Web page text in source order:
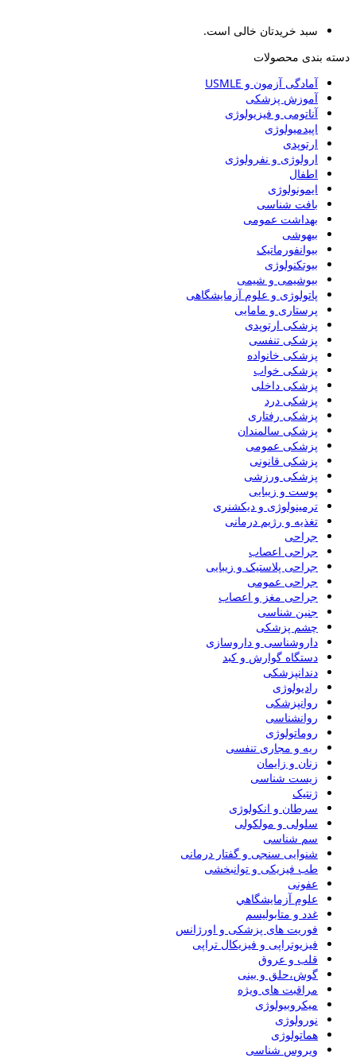
سبد خریدتان خالی است.
دسته بندی محصولات
آمادگی آزمون و USMLE
آموزش پزشکی
آناتومی و فیزیولوژی
اپیدمیولوژی
ارتوپدی
ارولوژی و نفرولوژی
اطفال
ایمونولوژی
بافت شناسی
بهداشت عمومی
بیهوشی
بیوانفورماتیک
بیوتکنولوژی
بیوشیمی و شیمی
پاتولوژی و علوم آزمایشگاهی
پرستاری و مامایی
پزشکی ارتوپدی
پزشکی تنفسی
پزشکی خانواده
پزشکی خواب
پزشکی داخلی
پزشکی درد
پزشکی رفتاری
پزشکی سالمندان
پزشکی عمومی
پزشکی قانونی
پزشکی ورزشی
پوست و زیبایی
ترمینولوژی و دیکشنری
تغذیه و رژیم درمانی
جراحی
جراحی اعصاب
جراحی پلاستیک و زیبایی
جراحی عمومی
جراحی مغز و اعصاب
جنین شناسی
چشم پزشکی
داروشناسی و داروسازی
دستگاه گوارش و کبد
دندانپزشکی
رادیولوژی
روانپزشکی
روانشناسی
روماتولوژی
ریه و مجاری تنفسی
زنان و زایمان
زیست شناسی
ژنتیک
سرطان و انکولوژی
سلولی و مولکولی
سم شناسی
شنوایی سنجی و گفتار درمانی
طب فیزیکی و توانبخشی
عفونی
علوم آزمايشگاهي
غدد و متابولیسم
فوریت های پزشکی و اورژانس
فیزیوتراپی و فیزیکال تراپی
قلب و عروق
گوش،حلق و بینی
مراقبت های ویژه
میکروبیولوژی
نورولوژی
هماتولوژی
ویروس شناسی